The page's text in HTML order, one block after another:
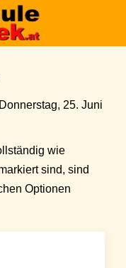
25. Juni
wie
sind, sind
Optionen